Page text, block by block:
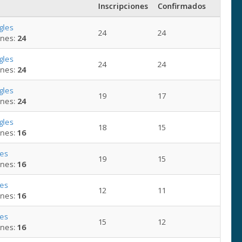
Inscripciones
Confirmados
24 24 24
24 24 24
24 19 17
16 18 15
16 19 15
16 12 11
16 15 12